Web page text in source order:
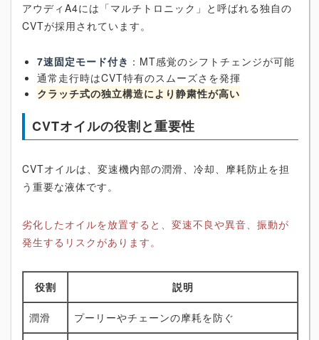
アウディA4には「マルチトロニック」と呼ばれる独自の
CVTが採用されています。
7速固定モード付き ：MT感覚のシフトチェンジが可能
通常走行時はCVT特有のスムーズさを発揮
クラッチ式の独立構造により静粛性が高い
CVTオイルの役割と重要性
CVTオイルは、変速機内部の潤滑、冷却、摩耗防止を担
う重要な液体です。
劣化したオイルを放置すると、変速不良や異音、振動が
発生するリスクがあります。
役割 説明
潤滑 プーリーやチェーンの摩耗を防ぐ